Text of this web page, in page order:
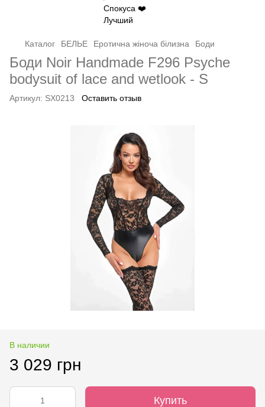
Каталог БЕЛЬЕ Еротична жіноча білизна Боди
Боди Noir Handmade F296 Psyche
bodysuit of lace and wetlook - S
Артикул: SX0213 Оставить отзыв
В наличии
3 029 грн
Купить